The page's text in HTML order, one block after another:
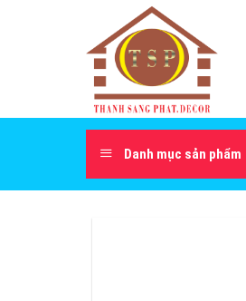
Danh mục sản phẩm